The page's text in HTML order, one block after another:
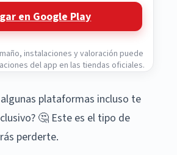
en Google Play
instalaciones y valoración puede
del app en las tiendas oficiales.
plataformas incluso te
🤔 Este es el tipo de
perderte.